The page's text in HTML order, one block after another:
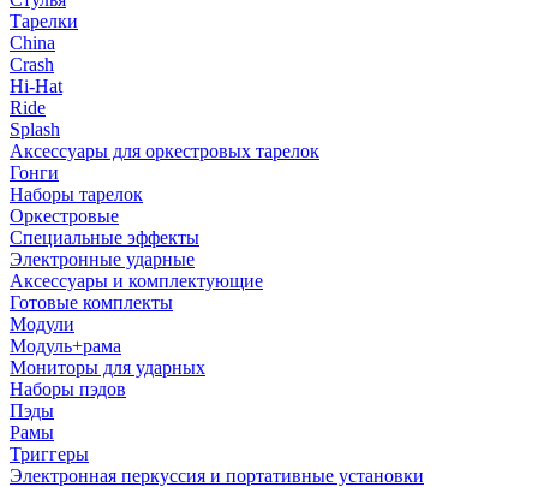
Тарелки
China
Crash
Hi-Hat
Ride
Splash
Аксессуары для оркестровых тарелок
Гонги
Наборы тарелок
Оркестровые
Специальные эффекты
Электронные ударные
Аксессуары и комплектующие
Готовые комплекты
Модули
Модуль+рама
Мониторы для ударных
Наборы пэдов
Пэды
Рамы
Триггеры
Электронная перкуссия и портативные установки